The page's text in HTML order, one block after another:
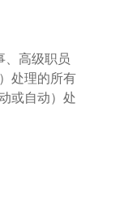
高级职员
处理的所有
或自动）处